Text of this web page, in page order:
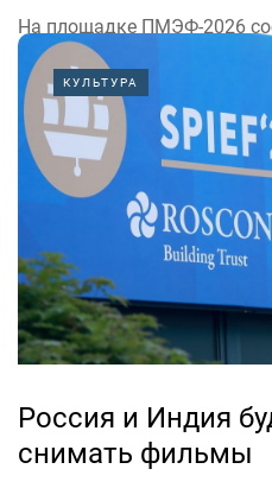
На площадке ПМЭФ-2026
открытия офиса
внешнеторговой палаты в
самым немецкий бизнес
в работе на российском
геополитические
Росконгресс.
КУЛЬТУРА
Россия и Индия
снимать фильмы